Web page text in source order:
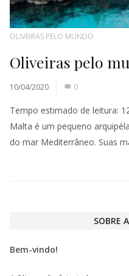
OLIVEIRAS PELO MUNDO
Oliveiras pelo
10/04/2020 0
Tempo estimado de leitura:
Malta é um pequeno
do mar Mediterrâneo. Suas
SOBRE
Bem-vindo!